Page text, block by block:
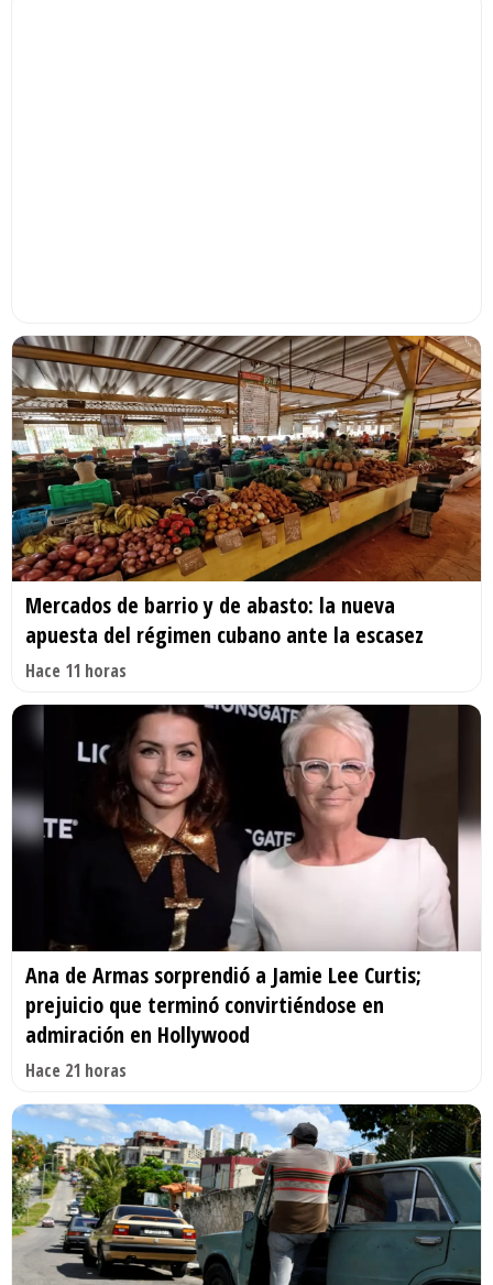
Mercados de barrio y de abasto: la nueva
apuesta del régimen cubano ante la escasez
Hace 11 horas
Ana de Armas sorprendió a Jamie Lee Curtis;
prejuicio que terminó convirtiéndose en
admiración en Hollywood
Hace 21 horas